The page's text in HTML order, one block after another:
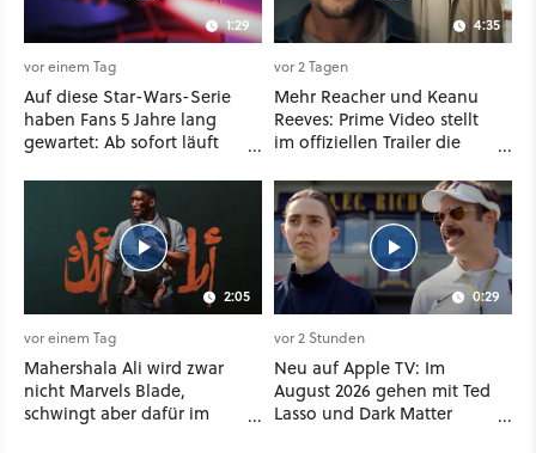
1:29
vor einem Tag
Auf diese Star-Wars-Serie
haben Fans 5 Jahre lang
gewartet: Ab sofort läuft
Disney Plus
4:35
vor 2 Tagen
Mehr Reacher und Keanu
Reeves: Prime Video stellt
im offiziellen Trailer die
August 2026 vor
2:05
vor einem Tag
Mahershala Ali wird zwar
nicht Marvels Blade,
schwingt aber dafür im
0:29
vor 2 Stunden
Neu auf Apple TV: Im
August 2026 gehen mit Ted
Lasso und Dark Matter